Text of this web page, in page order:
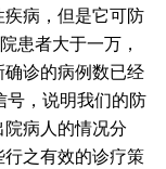
病，但是它可防
患者大于一万，
诊的病例数已经
号，说明我们的防
病人的情况分
之有效的诊疗策